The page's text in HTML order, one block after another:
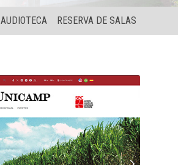
AUDIOTECA RESERVA DE SALAS